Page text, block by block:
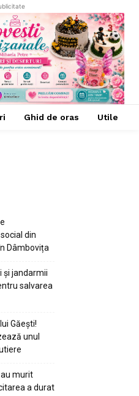
Ghid de oras Utile
din
Dâmbovița
și jandarmii
salvarea
Găești!
unul
murit
a durat